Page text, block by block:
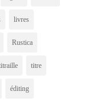
livres
Rustica
titre
éditing